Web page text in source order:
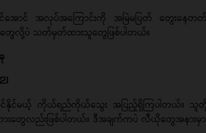
ာင် အလုပ်အကြောင်းကို အမြဲမပြတ် တွေးနေတ
ေလို့ပဲ သတ်မှတ်ထားသူတွေဖြစ်ပါတယ်။
မယ့် ကိုယ်ရည်ကိုယ်သွေး အပြည့်ရှိကြပါတယ်။ သူတို့
ေလည်းဖြစ်ပါတယ်။ ဒီအချက်ကပဲ လီယိုတွေအနားမှာ